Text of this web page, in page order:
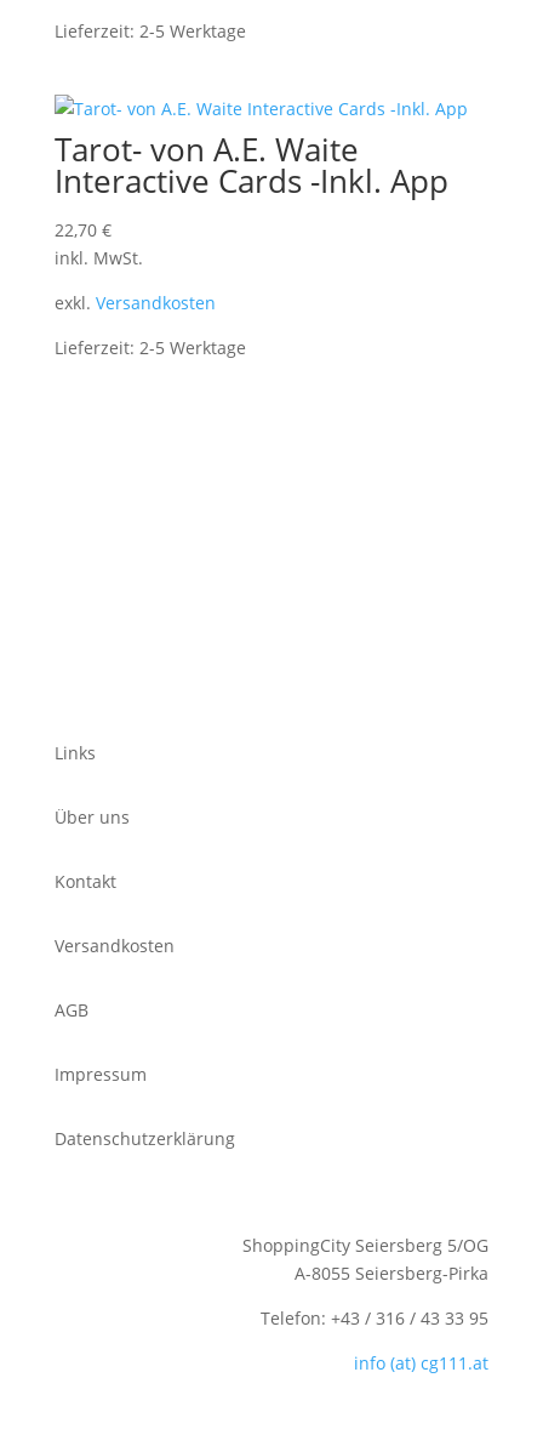
Lieferzeit: 2-5 Werktage
Tarot- von A.E. Waite
Interactive Cards -Inkl. App
22,70 €
inkl. MwSt.
exkl. Versandkosten
Lieferzeit: 2-5 Werktage
Links
Über uns
Kontakt
Versandkosten
AGB
Impressum
Datenschutzerklärung
ShoppingCity Seiersberg 5/OG
A-8055 Seiersberg-Pirka
Telefon: +43 / 316 / 43 33 95
info (at) cg111.at